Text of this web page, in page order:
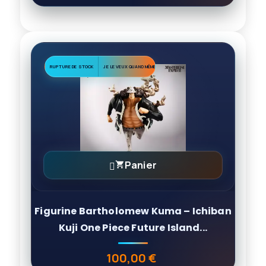
RUPTURE DE STOCK JE LE VEUX QUAND MÊME
Panier
Figurine Bartholomew Kuma – Ichiban
Kuji One Piece Future Island...
Prix
100,00 €